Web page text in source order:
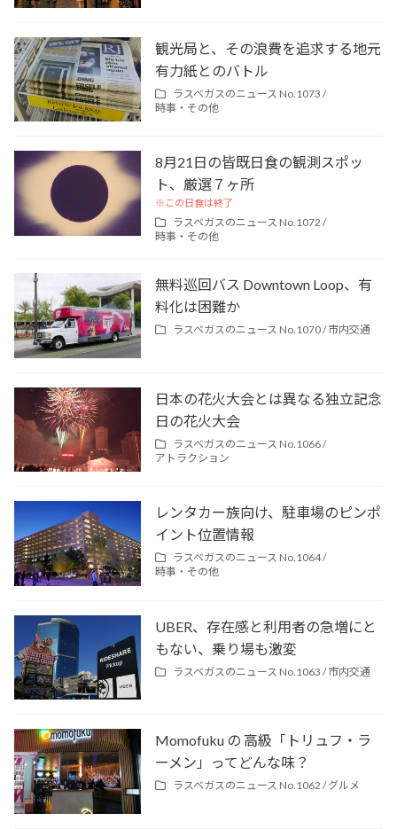
観光局と、その浪費を追求する地元
有力紙とのバトル
ラスベガスのニュース No.1073 /
時事・その他
8月21日の皆既日食の観測スポッ
ト、厳選７ヶ所
※この日食は終了
ラスベガスのニュース No.1072 /
時事・その他
無料巡回バス Downtown Loop、有
料化は困難か
ラスベガスのニュース No.1070 /市内交通
日本の花火大会とは異なる独立記念
日の花火大会
ラスベガスのニュース No.1066 /
アトラクション
レンタカー族向け、駐車場のピンポ
イント位置情報
ラスベガスのニュース No.1064 /
時事・その他
UBER、存在感と利用者の急増にと
もない、乗り場も激変
ラスベガスのニュース No.1063 /市内交通
Momofuku の 高級「トリュフ・ラ
ーメン」ってどんな味？
ラスベガスのニュース No.1062 /グルメ